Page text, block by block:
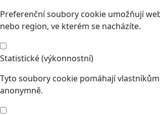
Preferenční soubory cookie umožňují
nebo region, ve kterém se nacházíte.
Statistické (výkonnostní)
Tyto soubory cookie pomáhají
anonymně.